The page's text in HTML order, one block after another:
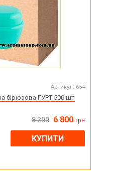
Артикул: 654
бірюзова ГУРТ 500 шт
8 200 6 800 грн
КУПИТИ